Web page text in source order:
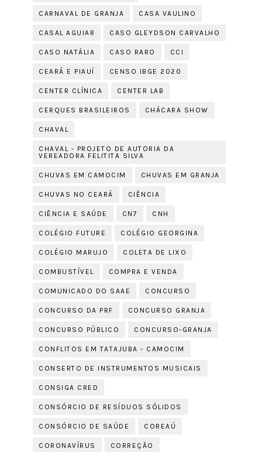
CARNAVAL DE GRANJA CASA VAULINO
CASAL AGUIAR CASO GLEYDSON CARVALHO
CASO NATÁLIA CASO RARO CCI
CEARÁ E PIAUÍ CENSO IBGE 2020
CENTER CLÍNICA CENTER LAB
CERQUES BRASILEIROS CHÁCARA SHOW
CHAVAL
CHAVAL - PROJETO DE AUTORIA DA
VEREADORA FELITITA SILVA
CHUVAS EM CAMOCIM CHUVAS EM GRANJA
CHUVAS NO CEARÁ CIÊNCIA
CIÊNCIA E SAÚDE CN7 CNH
COLÉGIO FUTURE COLÉGIO GEORGINA
COLÉGIO MARUJO COLETA DE LIXO
COMBUSTÍVEL COMPRA E VENDA
COMUNICADO DO SAAE CONCURSO
CONCURSO DA PRF CONCURSO GRANJA
CONCURSO PÚBLICO CONCURSO-GRANJA
CONFLITOS EM TATAJUBA - CAMOCIM
CONSERTO DE INSTRUMENTOS MUSICAIS
CONSIGA CRED
CONSÓRCIO DE RESÍDUOS SÓLIDOS
CONSÓRCIO DE SAÚDE COREAÚ
CORONAVÍRUS CORREÇÃO